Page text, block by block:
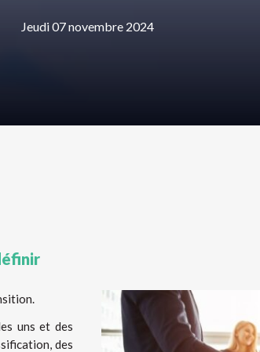
Jeudi 07 novembre 2024
uns et des
des